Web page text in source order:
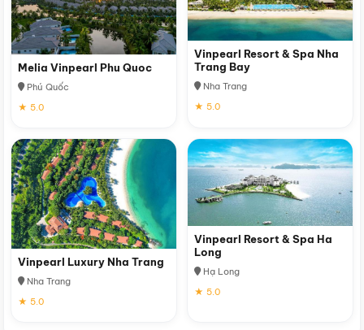
Melia Vinpearl Phu Quoc
Phú Quốc
★ 5.0
Vinpearl Resort & Spa Nha
Trang Bay
Nha Trang
★ 5.0
Vinpearl Luxury Nha Trang
Nha Trang
★ 5.0
Vinpearl Resort & Spa Ha
Long
Hạ Long
★ 5.0